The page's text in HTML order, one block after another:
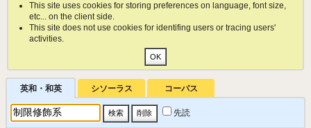
This site uses cookies for storing preferences on language, font size,
etc... on the client side.
This site does not use cookies for identifing users or tracing users'
activities.
英和・和英 シソーラス コーパス
先読